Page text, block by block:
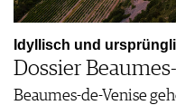
Idyllisch und
Dossier
Beaumes-de-Venise